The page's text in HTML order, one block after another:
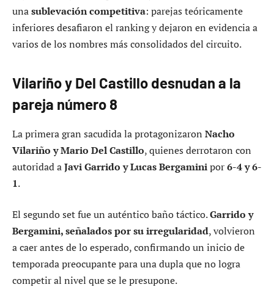
unasublevación competitiva: parejas teóricamente
inferiores desafiaron el ranking y dejaron en evidencia a
varios de los nombres más consolidados del circuito.
Vilariño y Del Castillo desnudan a la
pareja número 8
La primera gran sacudida la protagonizaron Nacho
Vilariño y Mario Del Castillo, quienes derrotaron con
autoridad aJavi Garrido y Lucas Bergaminipor6-4 y 6-
1.
El segundo set fue un auténtico baño táctico.Garrido y
Bergamini, señalados por su irregularidad, volvieron
a caer antes de lo esperado, confirmando un inicio de
temporada preocupante para una dupla que no logra
competir al nivel que se le presupone.